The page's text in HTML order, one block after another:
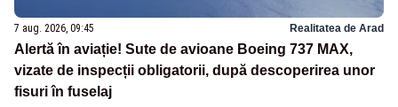
7 aug. 2026, 09:45 Realitatea de Arad
Alertă în aviație! Sute de avioane Boeing 737 MAX,
vizate de inspecții obligatorii, după descoperirea unor
fisuri în fuselaj